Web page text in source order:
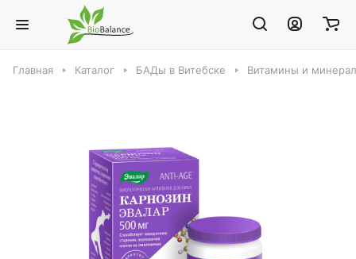
Главная Каталог БАДы в Витебске Витамины и